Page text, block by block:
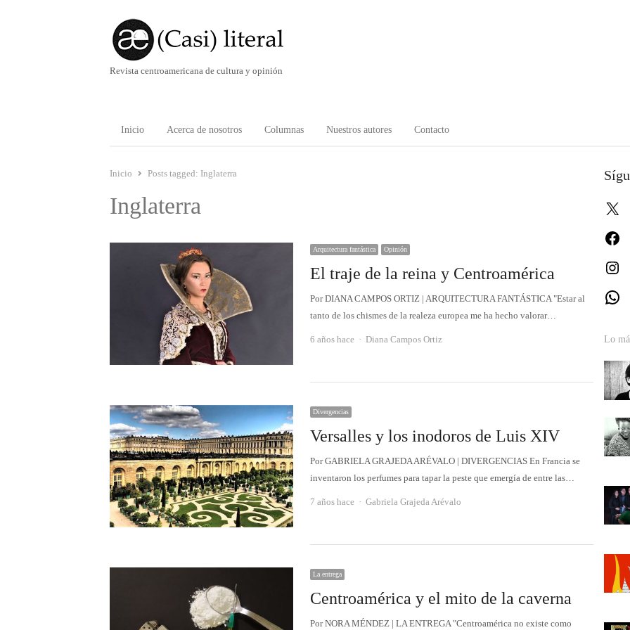
Revista centroamericana de cultura y opinión
Inicio Acerca de nosotros Columnas Nuestros autores Contacto
Inicio Posts tagged: Inglaterra
Inglaterra
Arquitectura fantástica Opinión
El traje de la reina y Centroamérica
Por DIANA CAMPOS ORTIZ | ARQUITECTURA FANTÁSTICA "Estar al
tanto de los chismes de la realeza europea me ha hecho valorar…
6 años hace Autor
Diana Campos Ortiz
Divergencias
Versalles y los inodoros de Luis XIV
Por GABRIELA GRAJEDA ARÉVALO | DIVERGENCIAS En Francia se
inventaron los perfumes para tapar la peste que emergía de entre las…
7 años hace Autor
Gabriela Grajeda Arévalo
La entrega
Centroamérica y el mito de la caverna
Por NORA MÉNDEZ | LA ENTREGA "Centroamérica no existe como
Lo